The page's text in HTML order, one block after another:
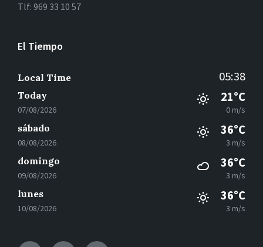
Tlf: 969 33 10 57
El Tiempo
Local Time 05:38
Today
07/08/2026
21°C
0 m/s
sábado
08/08/2026
36°C
3 m/s
domingo
09/08/2026
36°C
3 m/s
lunes
10/08/2026
36°C
3 m/s